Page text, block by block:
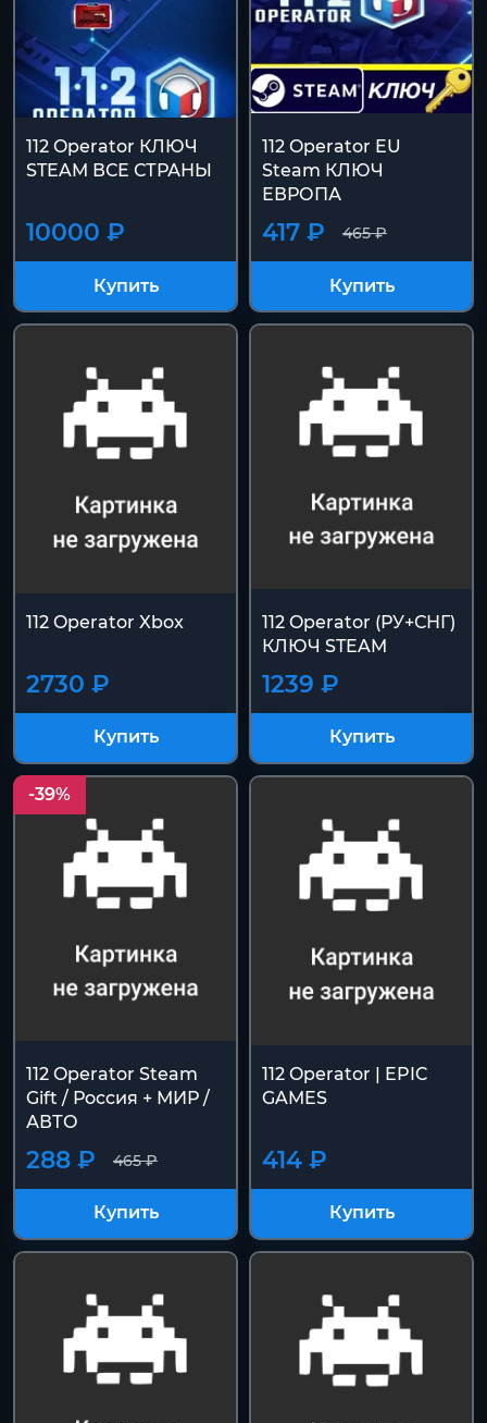
112 Operator КЛЮЧ
STEAM ВСЕ СТРАНЫ
10000 ₽
Купить
112 Operator EU
Steam КЛЮЧ
ЕВРОПА
465 ₽
417 ₽
Купить
112 Operator Xbox
2730 ₽
Купить
112 Operator (РУ+СНГ)
КЛЮЧ STEAM
1239 ₽
Купить
-39%
112 Operator Steam
Gift / Россия + МИР /
АВТО
465 ₽
288 ₽
Купить
112 Operator | EPIC
GAMES
414 ₽
Купить